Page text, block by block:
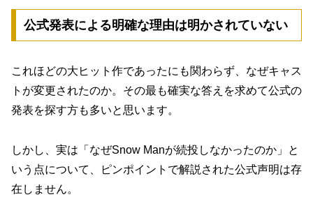
公式発表による明確な理由は明かされていない
これほどの大ヒット作であったにも関わらず、なぜキャス
トが変更されたのか。その最も確実な答えを求めて公式の
発表を探す方も多いと思います。
しかし、実は「なぜSnow Manが続投しなかったのか」と
いう点について、ピンポイントで解説された公式声明は存
在しません。